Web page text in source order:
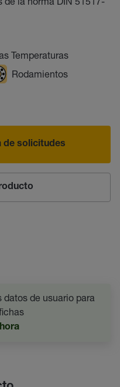
Temperaturas
Rodamientos
de solicitudes
de usuario para